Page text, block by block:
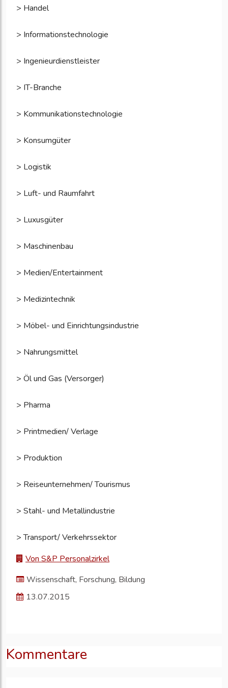
> Handel
> Informationstechnologie
> Ingenieurdienstleister
> IT-Branche
> Kommunikationstechnologie
> Konsumgüter
> Logistik
> Luft- und Raumfahrt
> Luxusgüter
> Maschinenbau
> Medien/Entertainment
> Medizintechnik
> Möbel- und Einrichtungsindustrie
> Nahrungsmittel
> Öl und Gas (Versorger)
> Pharma
> Printmedien/ Verlage
> Produktion
> Reiseunternehmen/ Tourismus
> Stahl- und Metallindustrie
> Transport/ Verkehrssektor
Von S&P Personalzirkel
Wissenschaft, Forschung, Bildung
13.07.2015
Kommentare